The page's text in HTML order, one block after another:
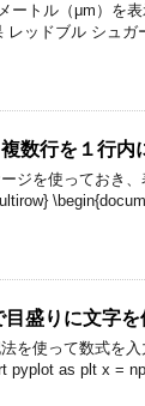
ートル（μm）を
レッドブル シュ
数行を１行内
ジを使っておき
盛りに文字を
を使って数式を
pyplot as plt x =